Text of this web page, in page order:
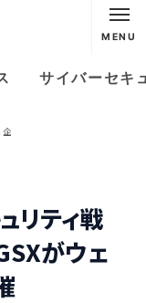
MENU
サイバーセキ
リティ戦
がウェ